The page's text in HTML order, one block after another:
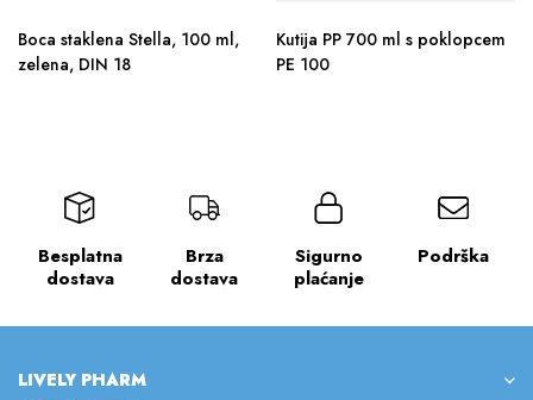
Boca staklena Stella, 100 ml,
zelena, DIN 18
Kutija PP 700 ml s poklopcem
PE 100
Besplatna
dostava
Brza
dostava
Sigurno
plaćanje
Podrška
LIVELY PHARM